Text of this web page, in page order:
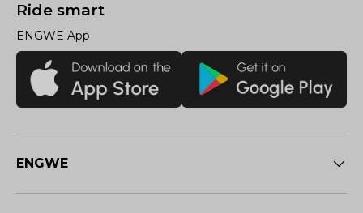
Ride smart
ENGWE App
ENGWE